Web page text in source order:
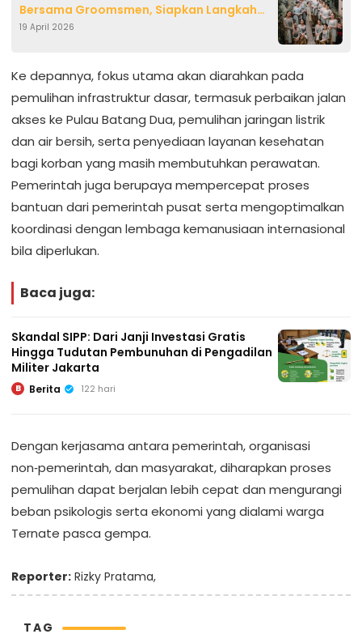
Bersama Groomsmen, Siapkan Langkah
Menuju Nikah Syifa Hadju
19 April 2026
Ke depannya, fokus utama akan diarahkan pada
pemulihan infrastruktur dasar, termasuk perbaikan jalan
akses ke Pulau Batang Dua, pemulihan jaringan listrik
dan air bersih, serta penyediaan layanan kesehatan
bagi korban yang masih membutuhkan perawatan.
Pemerintah juga berupaya mempercepat proses
bantuan dari pemerintah pusat serta mengoptimalkan
koordinasi dengan lembaga kemanusiaan internasional
bila diperlukan.
Baca juga:
Skandal SIPP: Dari Janji Investasi Gratis
Hingga Tudutan Pembunuhan di Pengadilan
Militer Jakarta
B Berita 122 hari
Dengan kerjasama antara pemerintah, organisasi
non‑pemerintah, dan masyarakat, diharapkan proses
pemulihan dapat berjalan lebih cepat dan mengurangi
beban psikologis serta ekonomi yang dialami warga
Ternate pasca gempa.
Reporter: Rizky Pratama,
TAG